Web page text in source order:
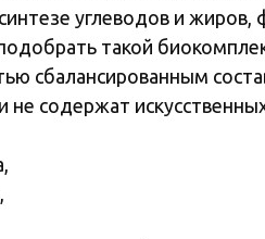
углеводов и жиров,
такой
сбалансированным
не содержат